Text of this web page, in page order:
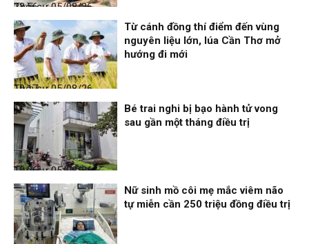
Thời sự
05/08/26, 23:56
Thời sự
05/08/26, 19:17
Từ cánh đồng thí điểm đến vùng
nguyên liệu lớn, lúa Cần Thơ mở
hướng đi mới
Thời sự
05/08/26, 12:06
Bé trai nghi bị bạo hành tử vong
sau gần một tháng điều trị
Nữ sinh mồ côi mẹ mắc viêm não
tự miễn cần 250 triệu đồng điều trị